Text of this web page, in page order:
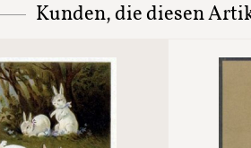
Kunden, die diesen